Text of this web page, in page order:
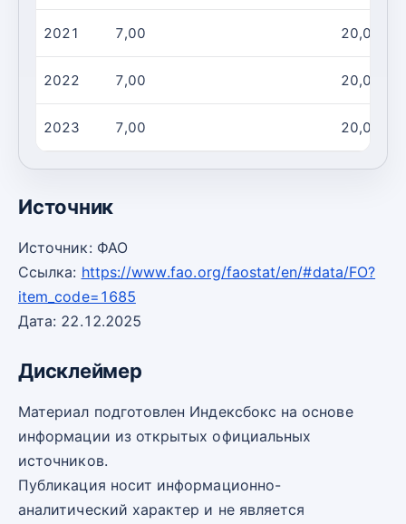
2021 7,00 20,00
2022 7,00 20,00
2023 7,00 20,00
Источник
Источник: ФАО
Ссылка: https://www.fao.org/faostat/en/#data/FO?
item_code=1685
Дата: 22.12.2025
Дисклеймер
Материал подготовлен Индексбокс на основе
информации из открытых официальных
источников.
Публикация носит информационно-
аналитический характер и не является